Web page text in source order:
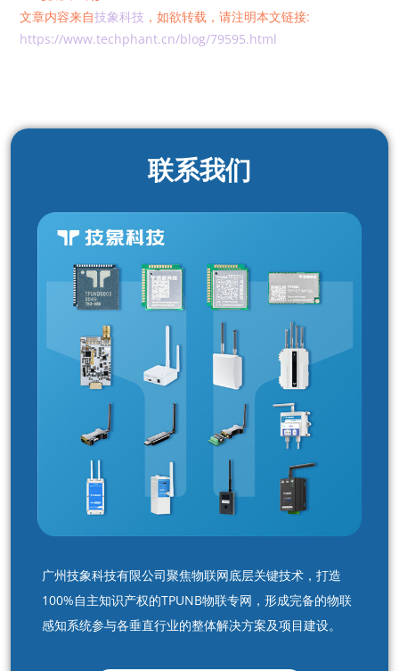
文章内容来自技象科技 ，如欲转载，请注明本文链接:
https://www.techphant.cn/blog/79595.html
联系我们
广州技象科技有限公司聚焦物联网底层关键技术，打造
100%自主知识产权的TPUNB物联专网，形成完备的物联
感知系统参与各垂直行业的整体解决方案及项目建设。